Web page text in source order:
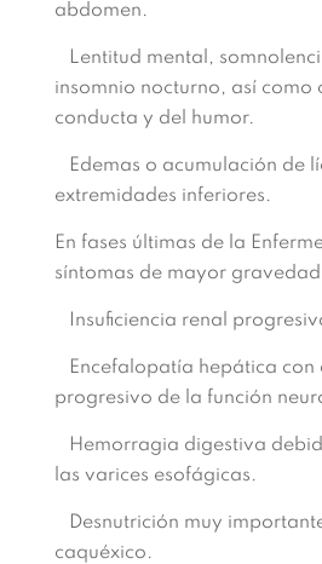
abdomen.
Lentitud mental,
insomnio nocturno, así como
conducta y del humor.
Edemas o acumulación de
extremidades inferiores.
En fases últimas de la
síntomas de mayor
Insuficiencia renal
Encefalopatía hepática con
progresivo de la función
Hemorragia digestiva
las varices esofágicas.
Desnutrición muy
caquéxico.